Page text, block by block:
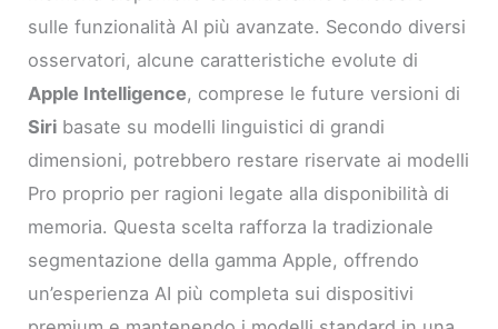
sulle funzionalità AI più avanzate. Secondo diversi
osservatori, alcune caratteristiche evolute di
Apple Intelligence, comprese le future versioni di
Siri basate su modelli linguistici di grandi
dimensioni, potrebbero restare riservate ai modelli
Pro proprio per ragioni legate alla disponibilità di
memoria. Questa scelta rafforza la tradizionale
segmentazione della gamma Apple, offrendo
un’esperienza AI più completa sui dispositivi